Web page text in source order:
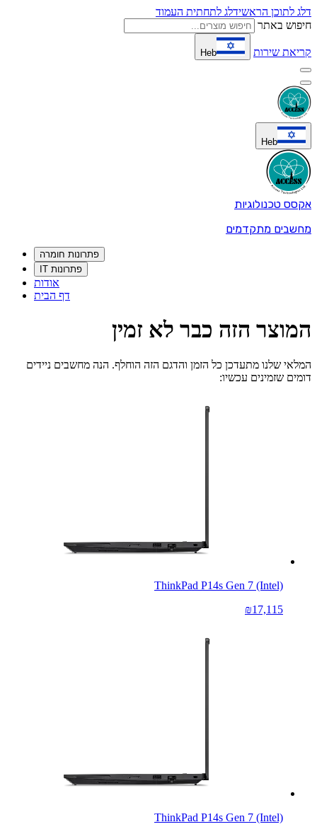
דלג לתוכן הראשידלג לתחתית העמוד
חיפוש באתר
קריאת שירות Heb
Heb
אקסס טכנולוגיות
מחשבים מתקדמים
פתרונות חומרה
פתרונות IT
אודות
דף הבית
המוצר הזה כבר לא זמין
המלאי שלנו מתעדכן כל הזמן והדגם הזה הוחלף. הנה מחשבים ניידים
דומים שזמינים עכשיו:
ThinkPad P14s Gen 7 (Intel)
₪17,115
ThinkPad P14s Gen 7 (Intel)